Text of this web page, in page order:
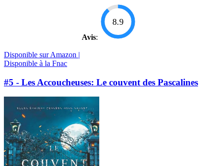
Avis:
8.9
Disponible sur Amazon |
Disponible à la Fnac
#5 - Les Accoucheuses: Le couvent des Pascalines